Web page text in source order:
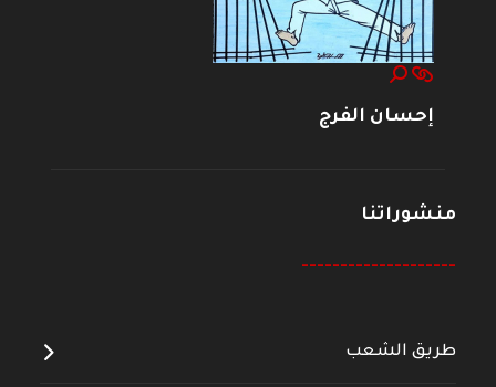
إحسان الفرج
منشوراتنا
--------------------
طريق الشعب